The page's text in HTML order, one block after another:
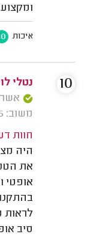
איכות
נטלי
אשרור: 15/
משוב: 14/07/2025
חוות
היה
את
אופטי
לראות
סיב
10